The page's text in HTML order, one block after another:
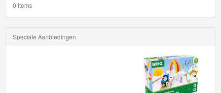
0 items
Speciale Aanbiedingen